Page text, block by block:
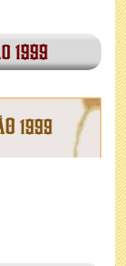
1999
1999